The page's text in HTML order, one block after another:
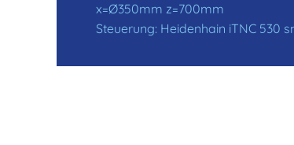
x=Ø350mm z=700mm
Steuerung: Heidenhain iTNC 530